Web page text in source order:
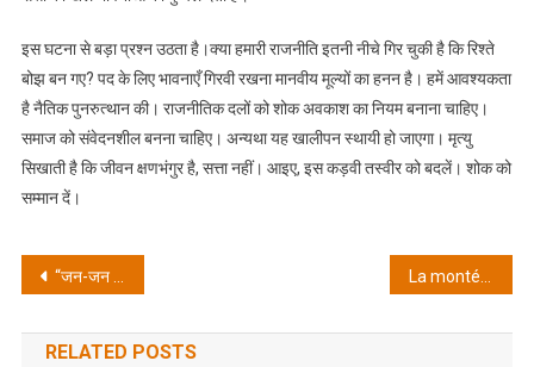
इस घटना से बड़ा प्रश्न उठता है।क्या हमारी राजनीति इतनी नीचे गिर चुकी है कि रिश्ते
बोझ बन गए? पद के लिए भावनाएँ गिरवी रखना मानवीय मूल्यों का हनन है। हमें आवश्यकता
है नैतिक पुनरुत्थान की। राजनीतिक दलों को शोक अवकाश का नियम बनाना चाहिए।
समाज को संवेदनशील बनना चाहिए। अन्यथा यह खालीपन स्थायी हो जाएगा। मृत्यु
सिखाती है कि जीवन क्षणभंगुर है, सत्ता नहीं। आइए, इस कड़वी तस्वीर को बदलें। शोक को
सम्मान दें।
Post
navigation
“जन-जन की सरकार, जन-जन के द्वार” अभियान का बड़ा असर; अब तक 4.28 लाख से अधिक नागरिकों को मिला सीधा लाभ La montée en puissance des paris e‑sports : comment les casinos modernes transforment les jackpots
RELATED POSTS